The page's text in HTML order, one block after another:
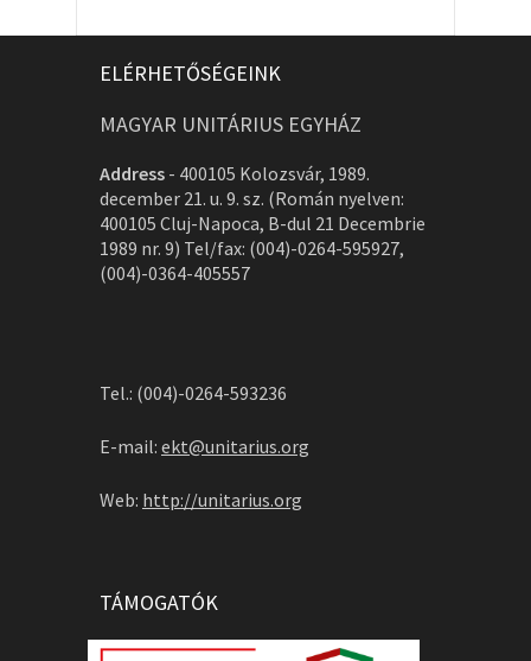
ELÉRHETŐSÉGEINK
MAGYAR UNITÁRIUS EGYHÁZ
Address - 400105 Kolozsvár, 1989.
december 21. u. 9. sz. (Román nyelven:
400105 Cluj-Napoca, B-dul 21 Decembrie
1989 nr. 9) Tel/fax: (004)-0264-595927,
(004)-0364-405557
Tel.: (004)-0264-593236
E-mail: ekt@unitarius.org
Web: http://unitarius.org
TÁMOGATÓK